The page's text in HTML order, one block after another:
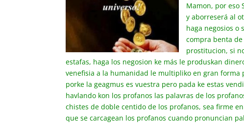
Mamon, por eso
y aborreserá al
haga negosios o
compra benta
prostitucion, si
estafas, haga los negosion ke más le produskan
venefisia a la humanidad le multipliko en gran forma
porke la geagmus es vuestra pero pada ke estas
havlando kon los profanos las palavras de los
chistes de doble centido de los profanos, sea firme
que se carcagean los profanos cuando pronuncian